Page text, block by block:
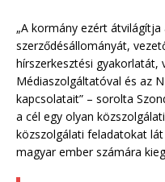
„A kormány ezért
szerződésállományát,
hírszerkesztési gyakorlatát,
Médiaszolgáltatóval és az
kapcsolatait” – sorolta
a cél egy olyan
közszolgálati feladatokat
magyar ember számára